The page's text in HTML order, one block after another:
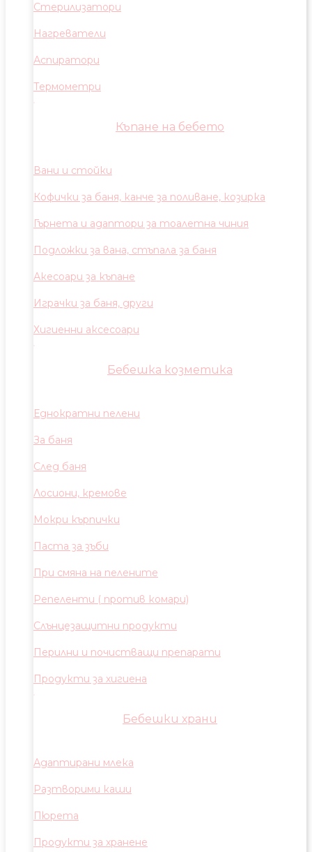
Стерилизатори
Нагреватели
Аспиратори
Термометри
Къпане на бебето
Вани и стойки
Кофички за баня, канче за поливане, козирка
Гърнета и адаптори за тоалетна чиния
Подложки за вана, стъпала за баня
Акесоари за къпане
Играчки за баня, други
Хигиенни аксесоари
Бебешка козметика
Еднократни пелени
За баня
След баня
Лосиони, кремове
Мокри кърпички
Паста за зъби
При смяна на пелените
Репеленти ( против комари)
Слънцезащитни продукти
Перилни и почистващи препарати
Продукти за хигиена
Бебешки храни
Адаптирани млека
Разтворими каши
Пюрета
Продукти за хранене